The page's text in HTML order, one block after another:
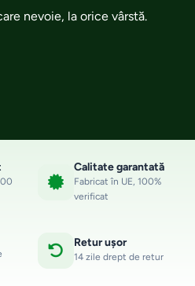
nevoie, la orice vârstă.
Calitate garantată
Fabricat în UE, 100%
verificat
Retur ușor
14 zile drept de retur